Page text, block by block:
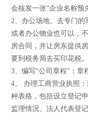
会核发一张“企业名称预
2、办公场地。去专门
或者办公物业也可以，
房合同，并让房东提供
要到税务局去买印花税
3、编写“公司章程”：章
4、 办理工商营业执照
种表格，包括设立登记
监理情况、法人代表登